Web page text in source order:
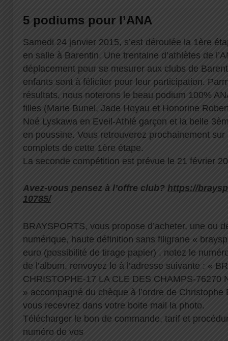
5 podiums pour l’ANA
Samedi 24 janvier 2015, s’est déroulée la 1ère
en salle à Barentin. Une trentaine d’athlètes de
déplacement pour se mesurer aux clubs de
enfants sont à féliciter pour leur participation.
résultats, nous noterons le beau podium 100%
filles (Marie Bunel, Jade Hoyau et Honorine
Noé Lyskawa en Eveil-Athlé garçon et la belle
en poussine. Vous retrouverez prochainement
complets de cette 1ère étape.
La seconde compétition est prévue le 21 février
Avez-vous pensez à l’offre club? https://
10785/
BRAYSPORTS, vous propose d’acheter, une ou
numérique, haute définition sans filigrane «
euro (possibilité de tirage papier) , notez le
de l’album, renvoyez le à l’adresse suivante : «
CHRISTOPHE-17 LA CLE DES CHAMPS-76270
» accompagné du chèque à l’ordre de
vous recevrez dans votre boite mail la photo.
Télécharger le bon de commande, tarif et
numéro de vos